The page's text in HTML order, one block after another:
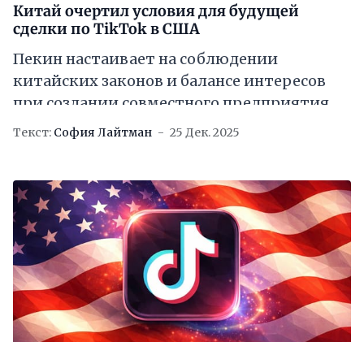
Китай очертил условия для будущей
сделки по TikTok в США
Пекин настаивает на соблюдении
китайских законов и балансе интересов
при создании совместного предприятия
Текст: София Лайтман 25 Дек. 2025